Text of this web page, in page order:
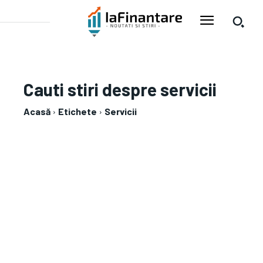
Cauti stiri despre servicii
Acasă Etichete Servicii